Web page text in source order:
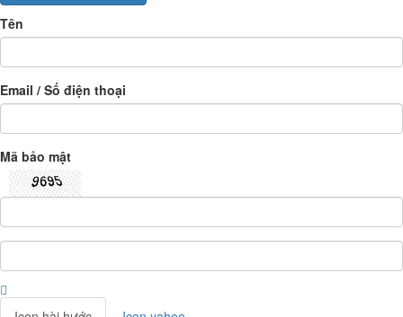
Tên
Email / Số điện thoại
Mã bảo mật